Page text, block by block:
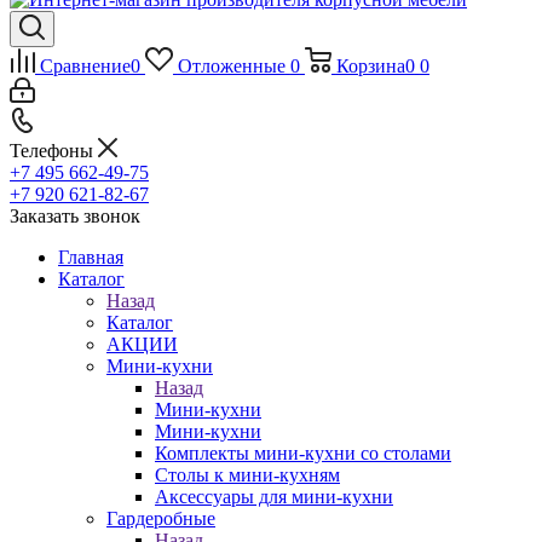
Сравнение0 Отложенные 0 Корзина0 0
Телефоны
+7 495 662-49-75
+7 920 621-82-67
Заказать звонок
Главная
Каталог
Назад
Каталог
АКЦИИ
Мини-кухни
Назад
Мини-кухни
Мини-кухни
Комплекты мини-кухни со столами
Столы к мини-кухням
Аксессуары для мини-кухни
Гардеробные